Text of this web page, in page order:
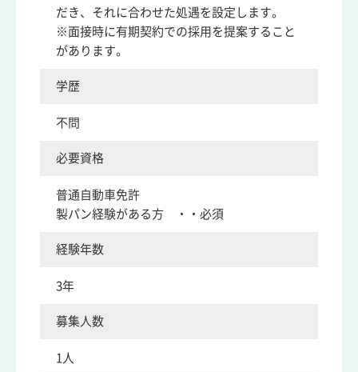
だき、それに合わせた処遇を設定します。
※面接時に有期契約での採用を提案すること
があります。
学歴
不問
必要資格
普通自動車免許
製パン経験がある方 ・・必須
経験年数
3年
募集人数
1人